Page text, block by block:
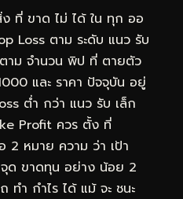
ที่ ขาด ไม่ ได้ ใน ทุก ออ
Loss ตาม ระดับ แนว รับ
าม จำนวน พิป ที่ ตายตัว
และ ราคา ปัจจุบัน อยู่
ต่ำ กว่า แนว รับ เล็ก
Profit ควร ตั้ง ที่
2 หมาย ความ ว่า เป้า
ด ขาดทุน อย่าง น้อย 2
ทำ กำไร ได้ แม้ จะ ชนะ